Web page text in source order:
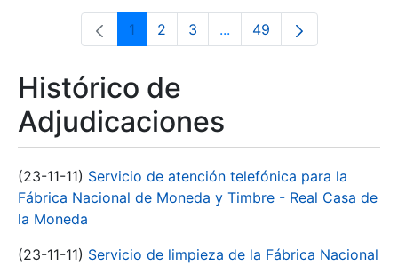
Página
1 Página
2 Página
3 ...Páginas intermedias Use
Página
49
Histórico de
Adjudicaciones
(23-11-11) Servicio de atención telefónica para la
Fábrica Nacional de Moneda y Timbre - Real Casa de
la Moneda
(23-11-11) Servicio de limpieza de la Fábrica Nacional